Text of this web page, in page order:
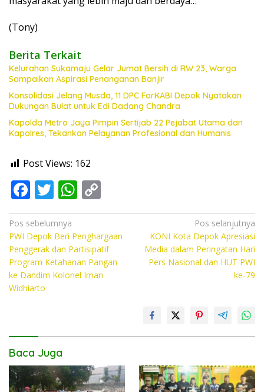
(Tony)
Berita Terkait
Kelurahan Sukamaju Gelar Jumat Bersih di RW 23, Warga
Sampaikan Aspirasi Penanganan Banjir
Konsolidasi Jelang Musda, 11 DPC ForKABI Depok Nyatakan
Dukungan Bulat untuk Edi Dadang Chandra
Kapolda Metro Jaya Pimpin Sertijab 22 Pejabat Utama dan
Kapolres, Tekankan Pelayanan Profesional dan Humanis.
Post Views: 162
F
ac
e
b
o
o
T
w
itt
er
W
h
at
s
A
p
o
y
Li
n
Navigasi
pos
Pos sebelumnya
PWI Depok Beri Penghargaan
Penggerak dan Partisipatif
Program Ketahanan Pangan
ke Dandim Kolonel Iman
Widhiarto
Pos selanjutnya
KONI Kota Depok Apresiasi
Media dalam Peringatan Hari
Pers Nasional dan HUT PWI
ke-79
Baca Juga